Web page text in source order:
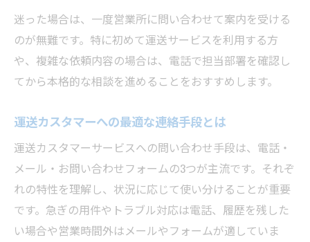
迷った場合は、一度営業所に問い合わせて案内を受ける
のが無難です。特に初めて運送サービスを利用する方
や、複雑な依頼内容の場合は、電話で担当部署を確認し
てから本格的な相談を進めることをおすすめします。
運送カスタマーへの最適な連絡手段とは
運送カスタマーサービスへの問い合わせ手段は、電話・
メール・お問い合わせフォームの3つが主流です。それぞ
れの特性を理解し、状況に応じて使い分けることが重要
です。急ぎの用件やトラブル対応は電話、履歴を残した
い場合や営業時間外はメールやフォームが適していま